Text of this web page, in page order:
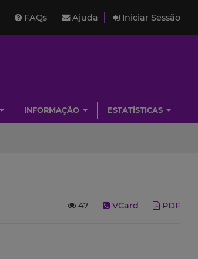
FAQs Ajuda Iniciar Sessão
INFORMAÇÃO ESTATÍSTICAS
47 VCard PDF